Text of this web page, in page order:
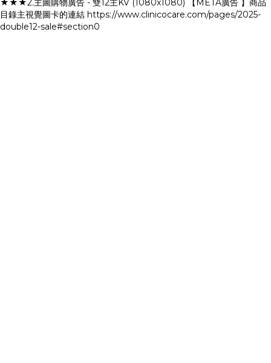
★★★2.主圖購物廣告 - 雙12主KV (1080x1080) 【META廣告 】商品
目錄主視覺圖卡的連結 https://www.clinicocare.com/pages/2025-
double12-sale#section0